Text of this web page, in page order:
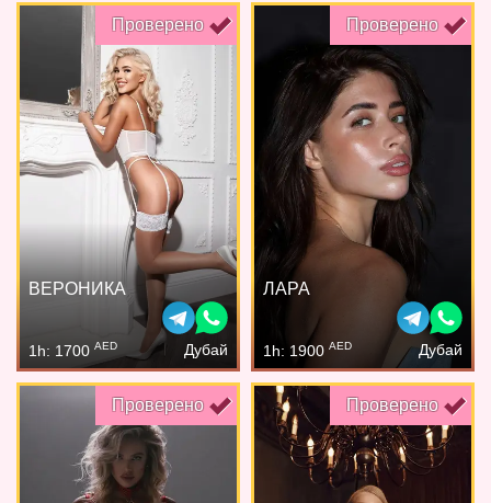
Проверено
ВЕРОНИКА
1h: 1700 AED Дубай
Проверено
ЛАРА
1h: 1900 AED Дубай
Проверено Проверено